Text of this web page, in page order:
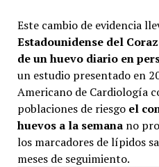
Este cambio de evidencia
Estadounidense del
de un huevo diario en
un estudio presentado en
Americano de Cardiología
poblaciones de riesgoel
huevos a la semana no
los marcadores de lípidos
meses de seguimiento.